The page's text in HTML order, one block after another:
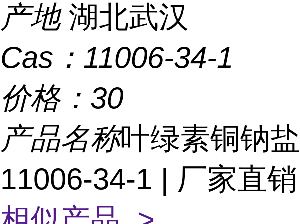
产地 湖北武汉
Cas： 11006-34-1
价格： 30
产品名称叶绿素铜钠
11006-34-1 | 厂家直销